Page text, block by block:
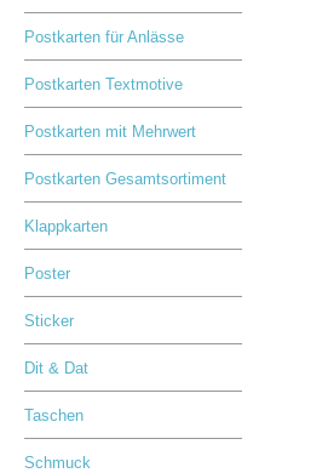
Postkarten für Anlässe
Postkarten Textmotive
Postkarten mit Mehrwert
Postkarten Gesamtsortiment
Klappkarten
Poster
Sticker
Dit & Dat
Taschen
Schmuck